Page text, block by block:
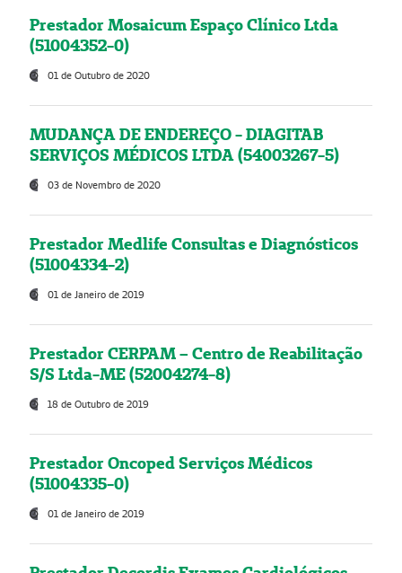
Prestador Mosaicum Espaço Clínico Ltda
(51004352-0)
01 de Outubro de 2020
MUDANÇA DE ENDEREÇO - DIAGITAB
SERVIÇOS MÉDICOS LTDA (54003267-5)
03 de Novembro de 2020
Prestador Medlife Consultas e Diagnósticos
(51004334-2)
01 de Janeiro de 2019
Prestador CERPAM – Centro de Reabilitação
S/S Ltda-ME (52004274-8)
18 de Outubro de 2019
Prestador Oncoped Serviços Médicos
(51004335-0)
01 de Janeiro de 2019